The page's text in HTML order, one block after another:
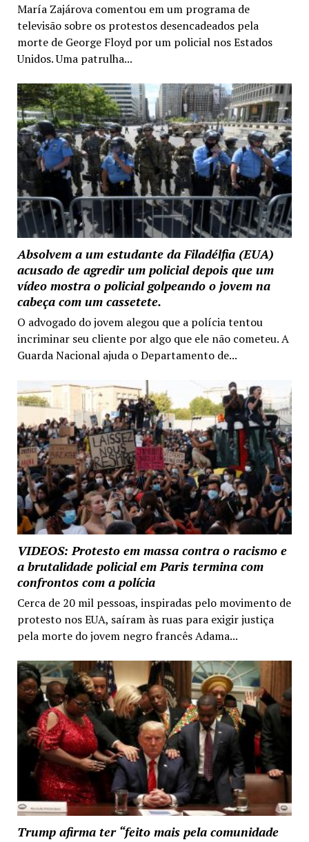
María Zajárova comentou em um programa de
televisão sobre os protestos desencadeados pela
morte de George Floyd por um policial nos Estados
Unidos. Uma patrulha...
Absolvem a um estudante da Filadélfia (EUA)
acusado de agredir um policial depois que um
vídeo mostra o policial golpeando o jovem na
cabeça com um cassetete.
O advogado do jovem alegou que a polícia tentou
incriminar seu cliente por algo que ele não cometeu. A
Guarda Nacional ajuda o Departamento de...
VIDEOS: Protesto em massa contra o racismo e
a brutalidade policial em Paris termina com
confrontos com a polícia
Cerca de 20 mil pessoas, inspiradas pelo movimento de
protesto nos EUA, saíram às ruas para exigir justiça
pela morte do jovem negro francês Adama...
Trump afirma ter “feito mais pela comunidade